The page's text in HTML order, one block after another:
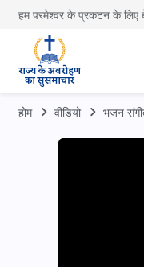
हम परमेश्वर के प्रकटन के लिए
होम वीडियो भजन